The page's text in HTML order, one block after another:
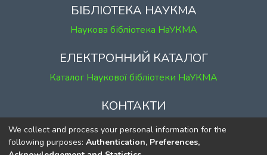
БІБЛІОТЕКА НАУКМА
Наукова бібліотека НаУКМА
ЕЛЕКТРОННИЙ КАТАЛОГ
Каталог Наукової бібліотеки НаУКМА
КОНТАКТИ
м. Київ, вул. Григорія Сковороди, 2
к. 1, к. 120
We collect and process your personal information for the
following purposes: Authentication, Preferences,